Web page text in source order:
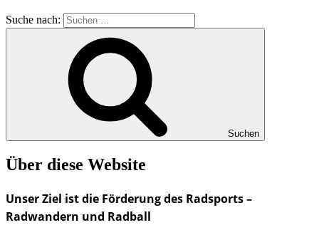
Suche nach:
Suchen
Über diese Website
Unser Ziel ist die Förderung des Radsports –
Radwandern und Radball